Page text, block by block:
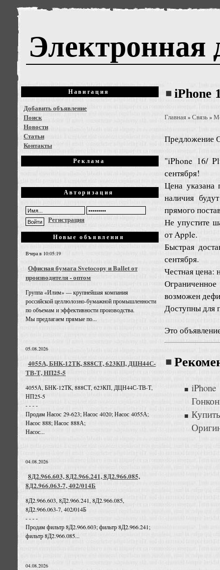
Электронная
Навигация
Добавить объявление
Поиск
Новости
Статьи
Контакты
Реклама
Авторизация
Регистрация
Новые объявления
Вчера в 10:05:19
Офисная бумага Svetocopy и Ballet от
производителя - оптом
Группа «Илим» — крупнейшая компания
российской целлюлозно-бумажной промышленности
по объемам и эффективности производства.
Мы предлагаем прямые по...
05.08.2026
4055А, БНК-12ТК, 888СТ, 623КП, ДЦН44С-
ТВ-Т, НП25-5
4055А, БНК-12ТК, 888СТ, 623КП, ДЦН44С-ТВ-Т,
НП25-5
- - - -
Продам Насос 29-623; Насос 4020; Насос 4055А;
Насос 888; Насос 888А;
Насос...
04.08.2026
8Д2.966.603, 8Д2.966.241, 8Д2.966.085,
8Д2.966.063-7, 402/014Б
8Д2.966.603, 8Д2.966.241, 8Д2.966.085,
8Д2.966.063-7, 402/014Б
- - - -
Продам фильтр 8Д2.966.603; фильтр 8Д2.966.241;
фильтр 8Д2.966.085...
04.08.2026
iPhone
Главная»Связь»
Предложение
"iPhone 16/
сентября!
Цена указана
наличия
прямого
Не упустите
от Apple.
Быстрая
сентября.
Честная цена:
возможен
Доступны для
Это